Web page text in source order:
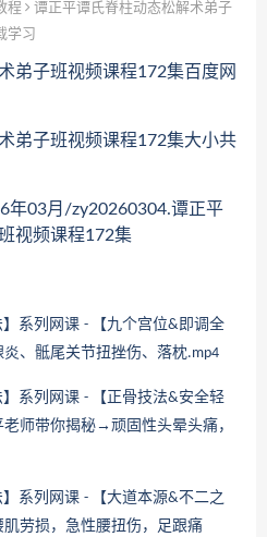
程
谭正平谭氏脊柱动态松解术弟子
学习
弟子班视频课程172集百度网
弟子班视频课程172集大小共
年03月/zy20260304.谭正平
视频课程172集
】系列网课 - 【九个宫位&即调全
、骶尾关节扭挫伤、落枕.mp4
】系列网课 - 【正骨技法&安全轻
师带你揭秘→顽固性头晕头痛，
】系列网课 - 【大道本源&不二之
劳损，急性腰扭伤，足跟痛